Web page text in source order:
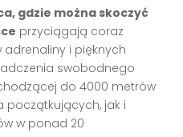
gdzie można skoczyć
przyciągają coraz
i pięknych
swobodnego
do 4000 metrów
jak i
w ponad 20